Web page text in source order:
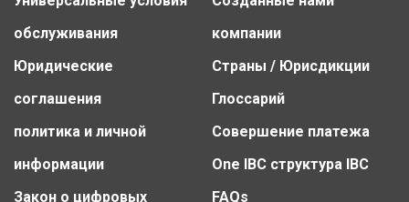
обслуживания
Юридические
соглашения
политика и личной
информации
Закон о цифровых
компании
Страны / Юрисдикции
Глоссарий
Совершение платежа
One IBC структура IBC
FAQs